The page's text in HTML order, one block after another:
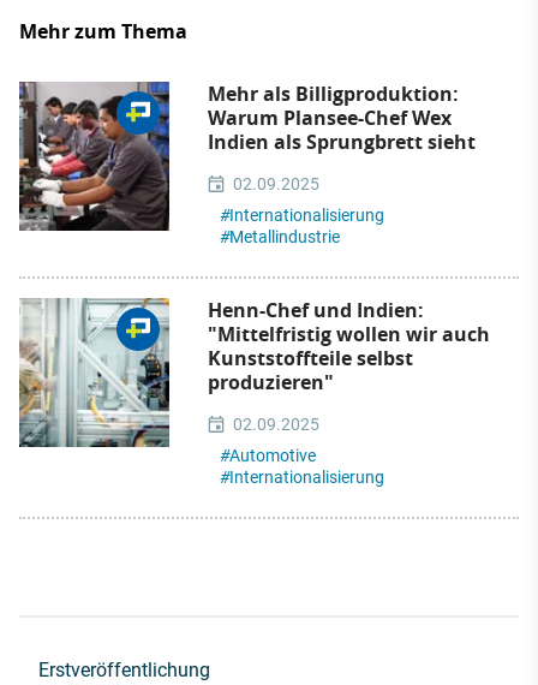
Mehr zum Thema
Mehr als Billigproduktion:
Warum Plansee-Chef Wex
Indien als Sprungbrett sieht
02.09.2025
#Internationalisierung
#Metallindustrie
Henn-Chef und Indien:
"Mittelfristig wollen wir auch
Kunststoffteile selbst
produzieren"
02.09.2025
#Automotive
#Internationalisierung
Erstveröffentlichung